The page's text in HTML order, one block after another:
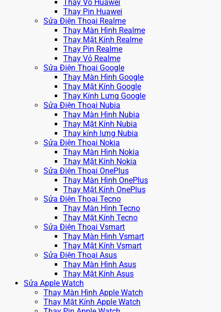
Thay Vỏ Huawei
Thay Pin Huawei
Sửa Điện Thoại Realme
Thay Màn Hình Realme
Thay Mặt Kính Realme
Thay Pin Realme
Thay Vỏ Realme
Sửa Điện Thoại Google
Thay Màn Hình Google
Thay Mặt Kính Google
Thay Kính Lưng Google
Sửa Điện Thoại Nubia
Thay Màn Hình Nubia
Thay Mặt Kính Nubia
Thay kính lưng Nubia
Sửa Điện Thoại Nokia
Thay Màn Hình Nokia
Thay Mặt Kính Nokia
Sửa Điện Thoại OnePlus
Thay Màn Hình OnePlus
Thay Mặt Kính OnePlus
Sửa Điện Thoại Tecno
Thay Màn Hình Tecno
Thay Mặt Kính Tecno
Sửa Điện Thoại Vsmart
Thay Màn Hình Vsmart
Thay Mặt Kính Vsmart
Sửa Điện Thoại Asus
Thay Màn Hình Asus
Thay Mặt Kính Asus
Sửa Apple Watch
Thay Màn Hình Apple Watch
Thay Mặt Kính Apple Watch